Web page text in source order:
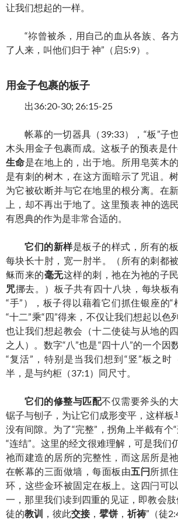
让我们想起的一样。
“祢曾被杀，用自己的血从各族、各
了人来，叫他们归于 神”（启5:9）。
用金子包裹的板子
出36:20-30; 26:15-25
帐幕的一切器具（39:33），“板”子
木头用金子包裹而成。这板子的预表是什
生命是在地上的，出于地。所用皂荚木
是有刺的树木，在这方面暗示了咒诅。
为它被砍断并与它在地里的根分离。在
上，却不再出于地了。这里预表 神的选
有恩典的作为是非常合适的。
它们的新样是板子的样式，所有的
每块长十肘，宽一肘半。（所有的刺都
稣而来的毫无这样的刺，祂在为祂的子
咒挪去。）板子共有四十八块，每块板
“手”），板子得以藉着它们抓住银座的“
“十二”乘“四”得来，不仅让我们想起以色
也让我们想起教会（十二使徒与从地的
之人）。数字“八”也是“四十八”的一个因
“复活”，特别是当我们想到“竖”板之时
半，是与约柜（37:1）同尺寸。
它们的修整与匹配不仅需要斧头的
锯子与刨子，为让它们成形变平，这样板
没有间隙。为了“完整”，拐角上半截有个
“连结”。这里的经文很难理解，可是我们
祂而建造的居所的完整性，而这居所是
在帐幕的三面做墙，每面板由五闩所抓
环，这些金环被固定在板上。这四闩可
一，那里我们读到四重的见证，即教会
徒的教训 ，彼此交接， 擘饼， 祈祷”（徒